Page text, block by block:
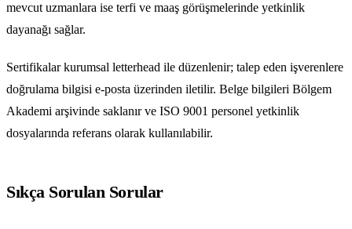
mevcut uzmanlara ise terfi ve maaş görüşmelerinde yetkinlik
dayanağı sağlar.
Sertifikalar kurumsal letterhead ile düzenlenir; talep eden işverenlere
doğrulama bilgisi e-posta üzerinden iletilir. Belge bilgileri Bölgem
Akademi arşivinde saklanır ve ISO 9001 personel yetkinlik
dosyalarında referans olarak kullanılabilir.
Sıkça Sorulan Sorular